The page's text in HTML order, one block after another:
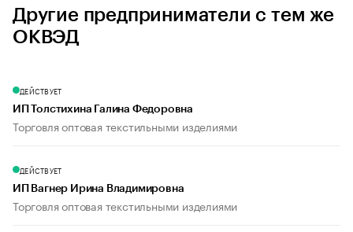
Другие предприниматели с тем же
ОКВЭД
ДЕЙСТВУЕТ
ИП Толстихина Галина Федоровна
Торговля оптовая текстильными изделиями
ДЕЙСТВУЕТ
ИП Вагнер Ирина Владимировна
Торговля оптовая текстильными изделиями